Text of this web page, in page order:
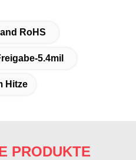
RoHS
5.4mil
Hitze
PRODUKTE